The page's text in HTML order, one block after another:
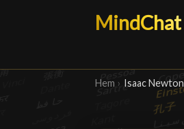
MindChat
Hem › Isaac Newton